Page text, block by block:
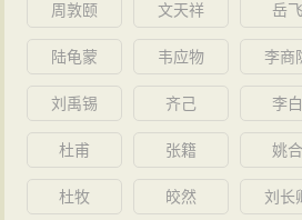
的诗作《中秋夜无月》：“亘古清
浮楼；莫愁遮断山河影，照出山河
1896年至1903年7年间所著诗词整
他第三次将诗词结集付印。交刻时
言，并有表达他意愿的手迹诗一首
周敦颐 文天祥 岳飞
陆龟蒙 韦应物 李商
刘禹锡 齐己 李白
杜甫 张籍 姚合
杜牧 皎然 刘长